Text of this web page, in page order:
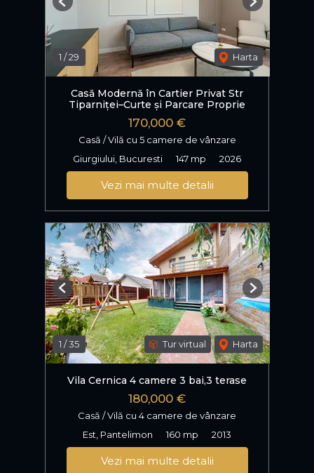
1 /29 Harta
Previous Next
Casă Modernă în Cartier Privat Str
Tiparniței–Curte și Parcare Proprie
170,000 €
Casă / Vilă cu 5 camere de vânzare
Giurgiului, Bucuresti
147 mp 2026
Vezi mai multe detalii
1 /35 Tur virtual Harta
Previous Next
Vila Cernica 4 camere 3 bai,3 terase
180,000 €
Casă / Vilă cu 4 camere de vânzare
Est, Pantelimon
160 mp 2013
Vezi mai multe detalii